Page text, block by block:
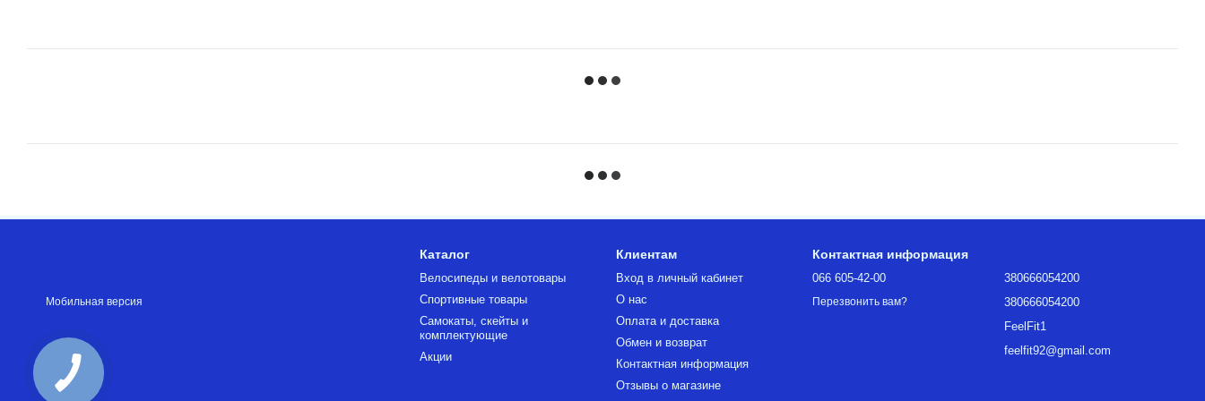
Мобильная версия
Каталог
Велосипеды и велотовары
Спортивные товары
Самокаты, скейты и
комплектующие
Акции
Клиентам
Вход в личный кабинет
О нас
Оплата и доставка
Обмен и возврат
Контактная информация
Отзывы о магазине
Контактная информация
066 605-42-00
Перезвонить вам?
380666054200
380666054200
FeelFit1
feelfit92@gmail.com